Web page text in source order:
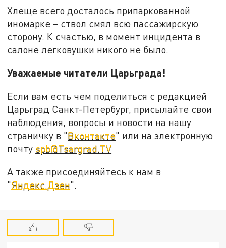
Хлеще всего досталось припаркованной
иномарке – ствол смял всю пассажирскую
сторону. К счастью, в момент инцидента в
салоне легковушки никого не было.
Уважаемые читатели Царьграда!
Если вам есть чем поделиться с редакцией
Царьград Санкт-Петербург, присылайте свои
наблюдения, вопросы и новости на нашу
страничку в "Вконтакте" или на электронную
почту spb@Tsargrad.TV
А также присоединяйтесь к нам в
"Яндекс.Дзен".